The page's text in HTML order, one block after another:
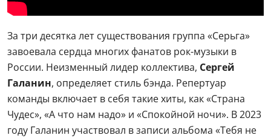
За три десятка лет существования группа «Серьга»
завоевала сердца многих фанатов рок-музыки в
России. Неизменный лидер коллектива, Сергей
Галанин, определяет стиль бэнда. Репертуар
команды включает в себя такие хиты, как «Страна
Чудес», «А что нам надо» и «Спокойной ночи». В 2023
году Галанин участвовал в записи альбома «Тебя не